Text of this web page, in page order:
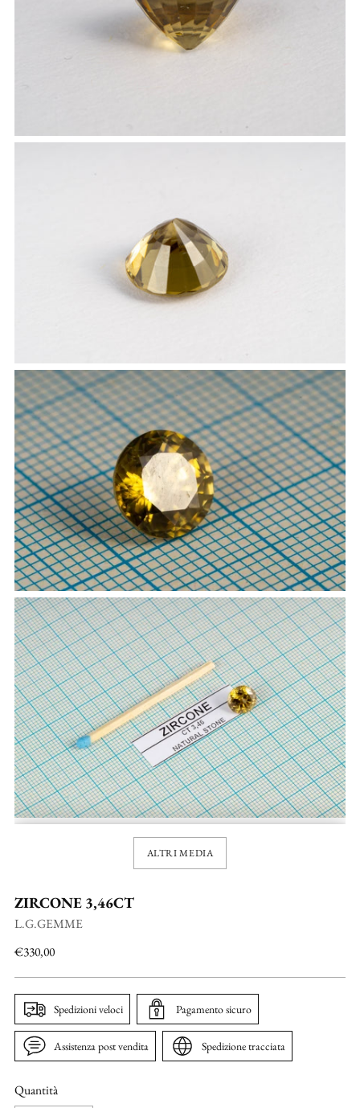
ALTRI MEDIA
ZIRCONE 3,46CT
L.G.GEMME
Prezzo
€330,00
Spedizioni veloci Pagamento sicuro
Assistenza post vendita Spedizione tracciata
Quantità